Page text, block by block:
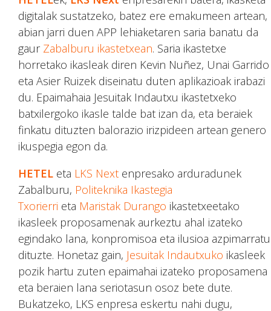
digitalak sustatzeko, batez ere emakumeen artean,
abian jarri duen APP lehiaketaren saria banatu da
gaur Zabalburu ikastetxean. Saria ikastetxe
horretako ikasleak diren Kevin Nuñez, Unai Garrido
eta Asier Ruizek diseinatu duten aplikazioak irabazi
du. Epaimahaia Jesuitak Indautxu ikastetxeko
batxilergoko ikasle talde bat izan da, eta beraiek
finkatu dituzten balorazio irizpideen artean genero
ikuspegia egon da.
HETEL eta LKS Next enpresako arduradunek
Zabalburu, Politeknika Ikastegia
Txorierri eta Maristak Durango ikastetxeetako
ikasleek proposamenak aurkeztu ahal izateko
egindako lana, konpromisoa eta ilusioa azpimarratu
dituzte. Honetaz gain, Jesuitak Indautxuko ikasleek
pozik hartu zuten epaimahai izateko proposamena
eta beraien lana seriotasun osoz bete dute.
Bukatzeko, LKS enpresa eskertu nahi dugu,